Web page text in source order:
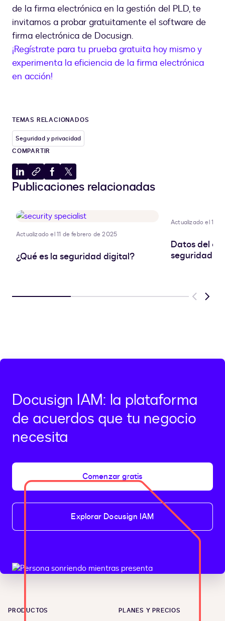
de la firma electrónica en la gestión del PLD, te
invitamos a probar gratuitamente el software de
firma electrónica de Docusign.
¡Regístrate para tu prueba gratuita hoy mismo y
experimenta la eficiencia de la firma electrónica
en acción!
TEMAS RELACIONADOS
Seguridad y privacidad
COMPARTIR
Compartir
en
Copiar
al
Compartir
en
Compartir
en
Publicaciones relacionadas
Actualizado el 11 de febrero de 2025
¿Qué es la seguridad digital?
Actualizado el 11
Datos del
seguridad
Previous
Next
Docusign IAM: la plataforma
de acuerdos que tu negocio
necesita
Comenzar gratis
Explorar Docusign IAM
PRODUCTOS PLANES Y PRECIOS